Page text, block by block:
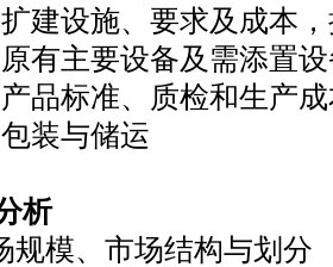
施、要求及成本，
要设备及需添置设
准、质检和生产成
与储运
析
模、市场结构与划分